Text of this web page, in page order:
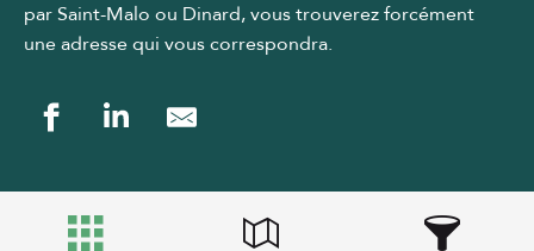
par Saint-Malo ou Dinard, vous trouverez forcément
une adresse qui vous correspondra.